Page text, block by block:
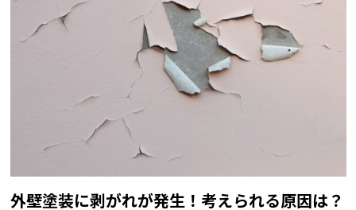
外壁塗装に剥がれが発生！考えられる原因は？